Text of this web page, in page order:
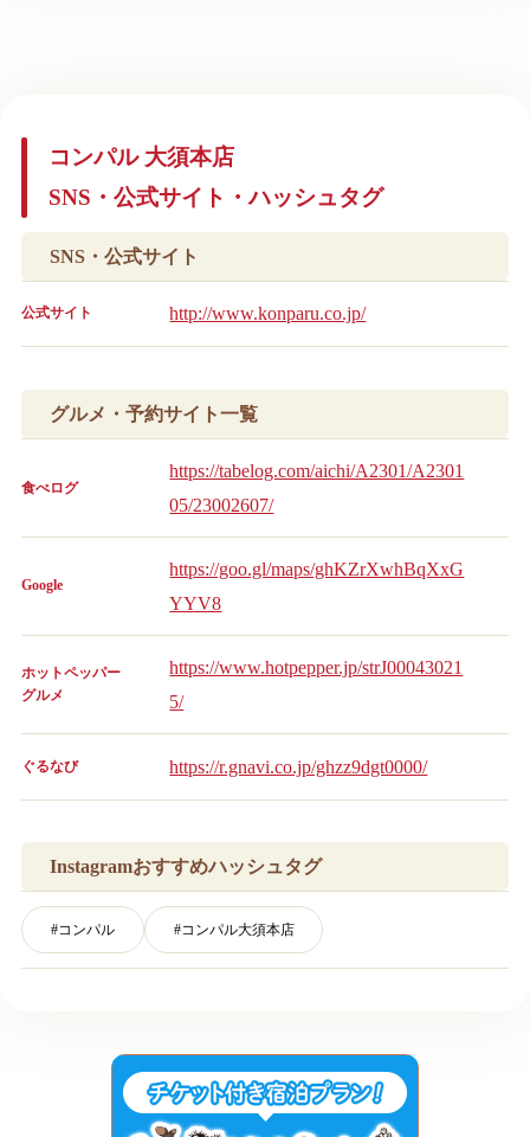
コンパル 大須本店
SNS・公式サイト・ハッシュタグ
SNS・公式サイト
公式サイト http://www.konparu.co.jp/
グルメ・予約サイト一覧
食べログ
https://tabelog.com/aichi/A2301/A2301
05/23002607/
Google
https://goo.gl/maps/ghKZrXwhBqXxG
YYV8
ホットペッパー
グルメ
https://www.hotpepper.jp/strJ00043021
5/
ぐるなび https://r.gnavi.co.jp/ghzz9dgt0000/
Instagramおすすめハッシュタグ
#コンパル #コンパル大須本店